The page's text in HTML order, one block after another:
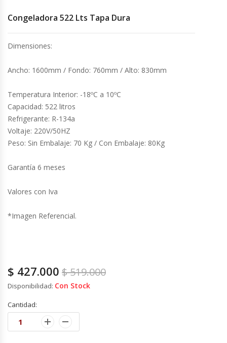
Cocinas Industriales
Encimeras Eléctricas
Congeladoras Tapa De Vidrio
Congeladoras Tapa Dura
Congeladores Verticales
Embutidoras
Estanterías Y Repisas
Exhibidoras De Productos Calientes
Congeladora 522 Lts Tapa Dura
Dimensiones:
Ancho: 1600mm / Fondo: 760mm / Alto: 830mm
Temperatura Interior: -18ºC a 10ºC
Capacidad: 522 litros
Refrigerante: R-134a
Voltaje: 220V/50HZ
Peso: Sin Embalaje: 70 Kg / Con Embalaje: 80Kg
Garantía 6 meses
Valores con Iva
*Imagen Referencial.
$519.000
$ 427.000
Disponibilidad: Con Stock
Cantidad: